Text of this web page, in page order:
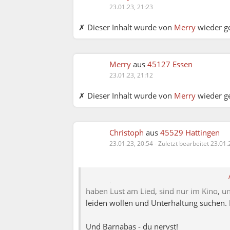
23.01.23, 21:23
✗ Dieser Inhalt wurde von Merry wieder
Merry aus 45127 Essen
23.01.23, 21:12
✗ Dieser Inhalt wurde von Merry wieder
Christoph aus 45529 Hattingen
23.01.23, 20:54-Zuletzt bearbeitet
vollkommen verstanden. In deiner Welt
deiner Welt, wie all deine Predigt an
Anspruch nehmen, zeigt ihr Tun und
war nie dein Thema, Christoph. Außer
Werbung für deine Unglücks-Website
immer wieder neu nach
nur in Beziehung zu dir selbst, und zu
Diskussion querdenkerisch supporter.
Also zieh ruhig wieder diese
wieder, wenn du mit Tiberius und
haben Lust am Lied, sind nur im Kino,
leiden wollen und Unterhaltung suchen.
Und Barnabas - du nervst!